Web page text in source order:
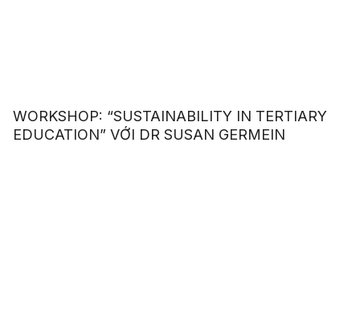
WORKSHOP: “SUSTAINABILITY IN TERTIARY
EDUCATION” VỚI DR SUSAN GERMEIN